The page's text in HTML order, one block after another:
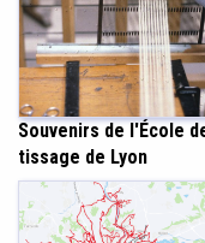
Souvenirs de l'École
tissage de Lyon